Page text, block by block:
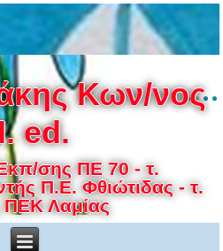
Κων/νος
ed.
σης ΠΕ 70 - τ.
Π.Ε. Φθιώτιδας - τ.
ΠΕΚ Λαμίας